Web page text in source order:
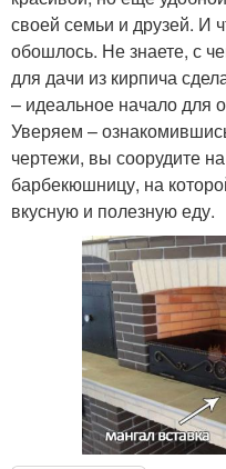
своей семьи и друзей. И
обошлось. Не знаете, с
для дачи из кирпича
– идеальное начало для
Уверяем –
чертежи, вы соорудите
барбекюшницу, на
вкусную и полезную еду.